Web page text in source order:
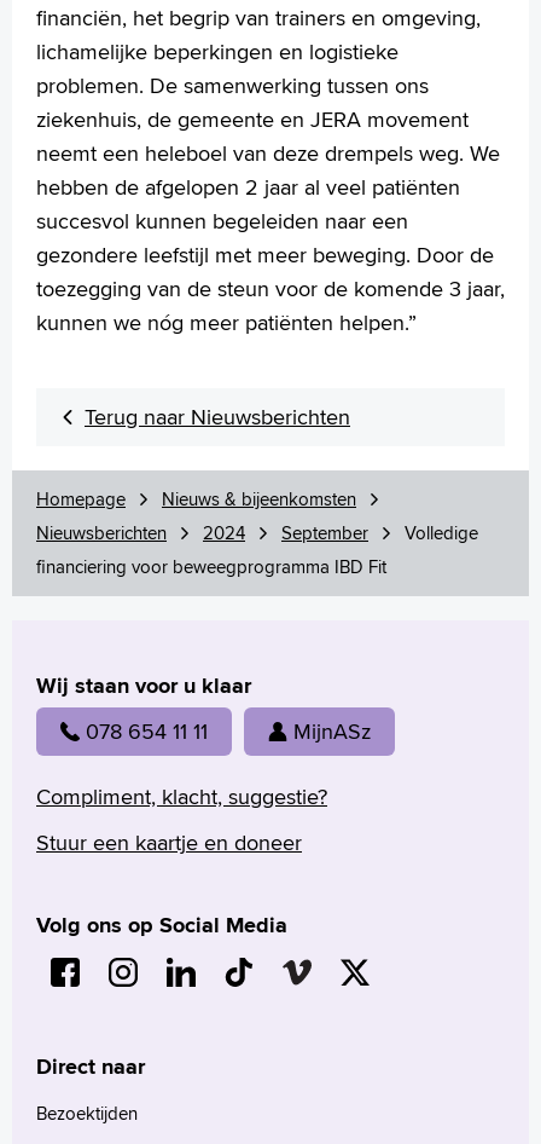
financiën, het begrip van trainers en omgeving,
lichamelijke beperkingen en logistieke
problemen. De samenwerking tussen ons
ziekenhuis, de gemeente en JERA movement
neemt een heleboel van deze drempels weg. We
hebben de afgelopen 2 jaar al veel patiënten
succesvol kunnen begeleiden naar een
gezondere leefstijl met meer beweging. Door de
toezegging van de steun voor de komende 3 jaar,
kunnen we nóg meer patiënten helpen.”
Terug naar Nieuwsberichten
Homepage
Nieuws & bijeenkomsten
Nieuwsberichten
2024 September
Volledige
financiering voor beweegprogramma IBD Fit
Wij staan voor u klaar
078 654 11 11 MijnASz
Compliment, klacht, suggestie?
Stuur een kaartje en doneer
Volg ons op Social Media
Direct naar
Bezoektijden